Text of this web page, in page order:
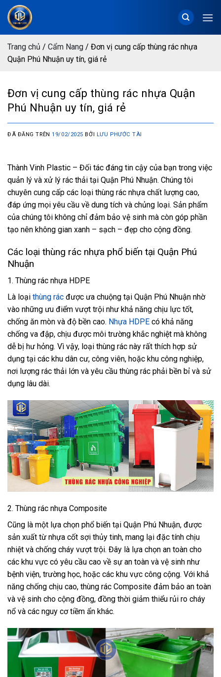
Chuyển
đến
dungTrang chủ / Cẩm Nang / Đơn vị cung cấp thùng rác nhựa
Quận Phú Nhuận uy tín, giá rẻ
Đơn vị cung cấp thùng rác nhựa Quận
Phú Nhuận uy tín, giá rẻ
ĐÃ ĐĂNG TRÊN19/02/2025 BỞI LƯU PHƯỚC TÀI
Thành Vinh Plastic – Đối tác đáng tin cậy của bạn trong việc
quản lý và xử lý rác thải tại Quận Phú Nhuận. Chúng tôi
chuyên cung cấp các loại thùng rác nhựa chất lượng cao,
đáp ứng mọi yêu cầu về dung tích và chủng loại. Sản phẩm
của chúng tôi không chỉ đảm bảo vệ sinh mà còn góp phần
tạo nên không gian xanh – sạch – đẹp cho cộng đồng.
Các loại thùng rác nhựa phổ biến tại Quận Phú
Nhuận
1. Thùng rác nhựa HDPE
Là loại thùng rác được ưa chuộng tại Quận Phú Nhuận nhờ
vào những ưu điểm vượt trội như khả năng chịu lực tốt,
chống ăn mòn và độ bền cao. Nhựa HDPE có khả năng
chống va đập, chịu được môi trường khắc nghiệt mà không
dễ bị hư hỏng. Vì vậy, loại thùng rác này rất thích hợp sử
dụng tại các khu dân cư, công viên, hoặc khu công nghiệp,
nơi lượng rác thải lớn và yêu cầu thùng rác phải bền bỉ và sử
dụng lâu dài.
2. Thùng rác nhựa Composite
Cũng là một lựa chọn phổ biến tại Quận Phú Nhuận, được
sản xuất từ nhựa cốt sợi thủy tinh, mang lại đặc tính chịu
nhiệt và chống cháy vượt trội. Đây là lựa chọn an toàn cho
các khu vực có yêu cầu cao về sự an toàn và vệ sinh như
bệnh viện, trường học, hoặc các khu vực công cộng. Với khả
năng chống chịu cao, thùng rác Composite đảm bảo an toàn
và vệ sinh cho cộng đồng, đồng thời giảm thiểu rủi ro cháy
nổ và các nguy cơ tiềm ẩn khác.